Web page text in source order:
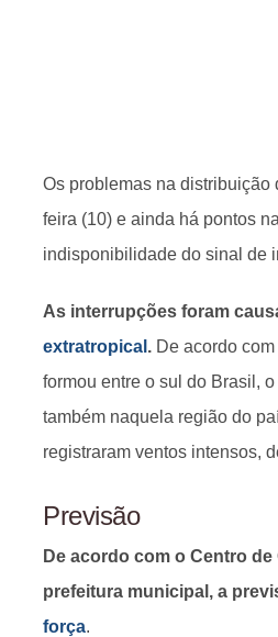
Os problemas na distribuição
feira (10) e ainda há pontos
indisponibilidade do sinal de
As interrupções foram
extratropical . De acordo
formou entre o sul do Brasil,
também naquela região do
registraram ventos intensos,
Previsão
De acordo com o Centro
prefeitura municipal, a
força.